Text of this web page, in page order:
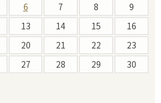
6 7 8
9
13 14 15
16
20 21 22
23
27 28 29
30